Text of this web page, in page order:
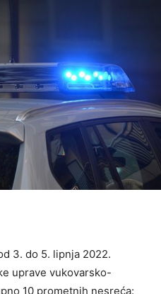
3. do 5. lipnja 2022.
uprave vukovarsko-
10 prometnih nesreća: